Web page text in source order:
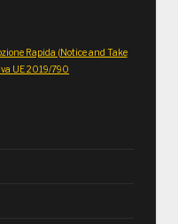
Rapida (Notice and Take
UE 2019/790